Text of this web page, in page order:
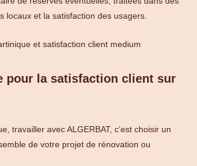
locaux et la satisfaction des usagers.
pour la satisfaction client sur
travailler avec ALGERBAT, c’est choisir un
de votre projet de rénovation ou